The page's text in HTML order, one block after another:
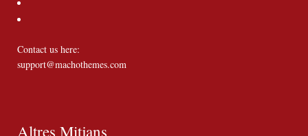
Contact us here:
support@machothemes.com
Altres Mitjans